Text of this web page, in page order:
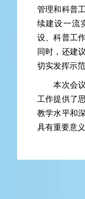
管理和科普
续建设一流
设、科普工
同时，还建
切实发挥示
本次会议
工作提供了
教学水平和
具有重要意义